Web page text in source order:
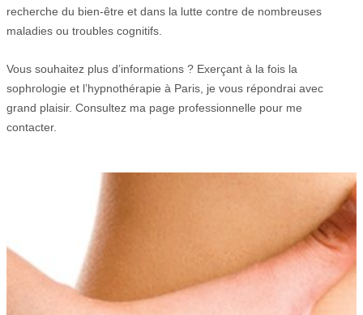
recherche du bien-être et dans la lutte contre de nombreuses
maladies ou troubles cognitifs.
Vous souhaitez plus d’informations ? Exerçant à la fois la
sophrologie et l’hypnothérapie à Paris, je vous répondrai avec
grand plaisir. Consultez ma page professionnelle pour me
contacter.